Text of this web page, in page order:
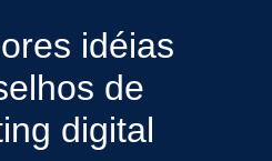
idéias
de
digital